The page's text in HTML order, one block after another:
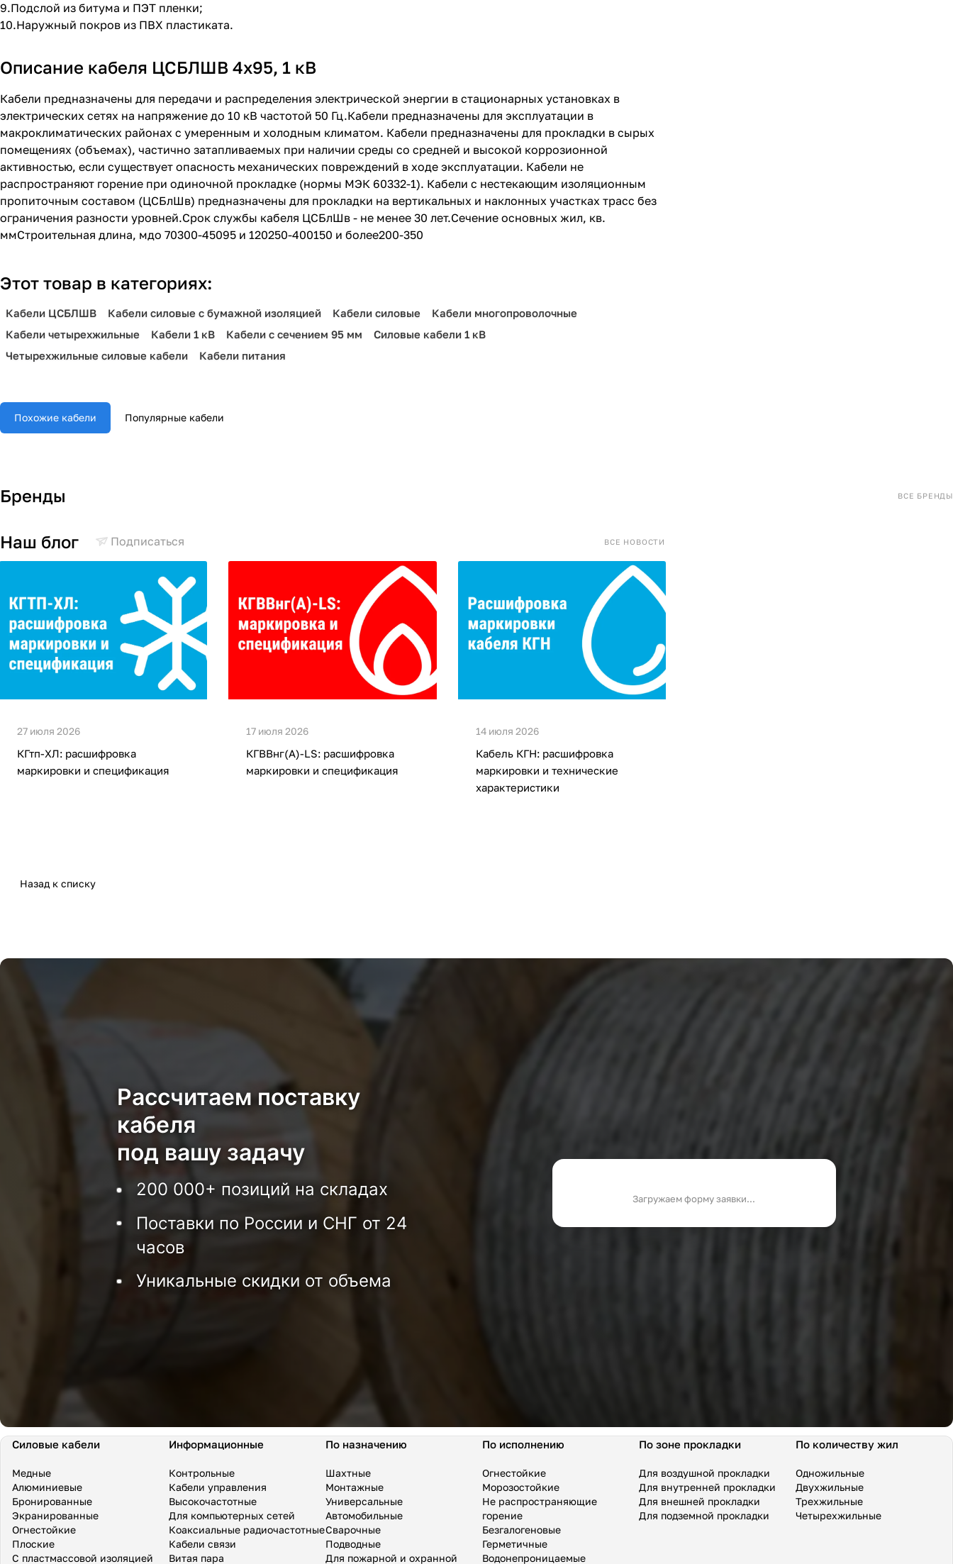
9.Подслой из битума и ПЭТ пленки;
10.Наружный покров из ПВХ пластиката.
Описание кабеля ЦСБЛШВ 4х95, 1 кВ
Кабели предназначены для передачи и распределения электрической энергии в стационарных установках в
электрических сетях на напряжение до 10 кВ частотой 50 Гц.Кабели предназначены для эксплуатации в
макроклиматических районах с умеренным и холодным климатом. Кабели предназначены для прокладки в сырых
помещениях (объемах), частично затапливаемых при наличии среды со средней и высокой коррозионной
активностью, если существует опасность механических повреждений в ходе эксплуатации. Кабели не
распространяют горение при одиночной прокладке (нормы МЭК 60332-1). Кабели с нестекающим изоляционным
пропиточным составом (ЦСБлШв) предназначены для прокладки на вертикальных и наклонных участках трасс без
ограничения разности уровней.Срок службы кабеля ЦСБлШв - не менее 30 лет.Сечение основных жил, кв.
ммСтроительная длина, мдо 70300-45095 и 120250-400150 и более200-350
Этот товар в категориях:
Кабели ЦСБЛШВ Кабели силовые с бумажной изоляцией Кабели силовые
Кабели многопроволочные
Кабели четырехжильные
Кабели 1 кВ Кабели с сечением 95 мм
Силовые кабели 1 кВ
Четырехжильные силовые кабели
Кабели питания
Похожие кабели Популярные кабели
Бренды ВСЕ БРЕНДЫ
Наш блог Подписаться ВСЕ НОВОСТИ
27 июля 2026
КГтп-ХЛ: расшифровка
маркировки и спецификация
17 июля 2026
КГВВнг(А)-LS: расшифровка
маркировки и спецификация
14 июля 2026
Кабель КГН: расшифровка
маркировки и технические
характеристики
Назад к списку
Рассчитаем поставку
кабеля
под вашу задачу
200 000+ позиций на складах
Поставки по России и СНГ от 24
часов
Уникальные скидки от объема
Загружаем форму заявки...
Силовые кабели
Медные
Алюминиевые
Бронированные
Экранированные
Огнестойкие
Плоские
С пластмассовой изоляцией
Информационные
Контрольные
Кабели управления
Высокочастотные
Для компьютерных сетей
Коаксиальные радиочастотные
Кабели связи
Витая пара
По назначению
Шахтные
Монтажные
Универсальные
Автомобильные
Сварочные
Подводные
Для пожарной и охранной
По исполнению
Огнестойкие
Морозостойкие
Не распространяющие
горение
Безгалогеновые
Герметичные
Водонепроницаемые
По зоне прокладки
Для воздушной прокладки
Для внутренней прокладки
Для внешней прокладки
Для подземной прокладки
По количеству жил
Одножильные
Двухжильные
Трехжильные
Четырехжильные